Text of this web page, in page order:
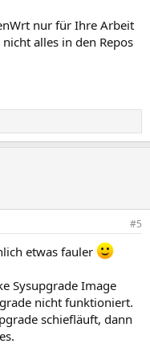
nur für Ihre Arbeit
alles in den Repos
#5
etwas fauler
Sysupgrade Image
nicht funktioniert.
schiefläuft, dann